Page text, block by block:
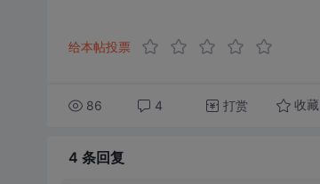
给本帖投票
86 4 打赏 收藏
4 条回复